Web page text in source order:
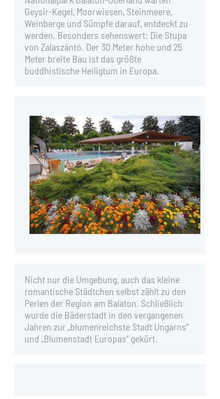
Geysir-Kegel, Moorwiesen, Steinmeere,
Weinberge und Sümpfe darauf, entdeckt zu
werden. Besonders sehenswert: Die Stupa
von Zalaszántó. Der 30 Meter hohe und 25
Meter breite Bau ist das größte
buddhistische Heiligtum in Europa.
Nicht nur die Umgebung, auch das kleine
romantische Städtchen selbst zählt zu den
Perlen der Region am Balaton. Schließlich
wurde die Bäderstadt in den vergangenen
Jahren zur „blumenreichste Stadt Ungarns“
und „Blumenstadt Europas“ gekürt.